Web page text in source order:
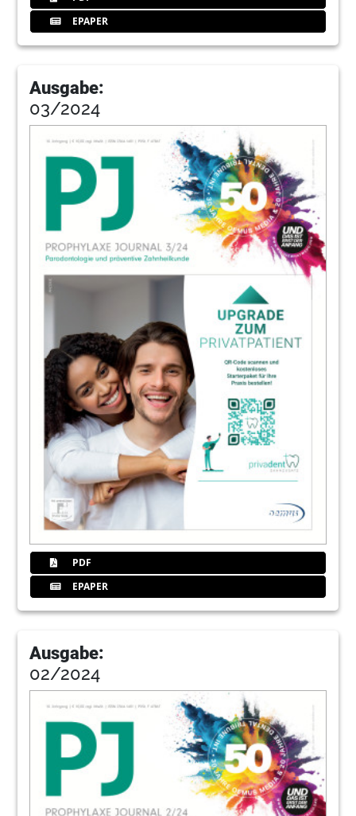
EPAPER
Ausgabe:
03/2024
PDF
EPAPER
Ausgabe:
02/2024